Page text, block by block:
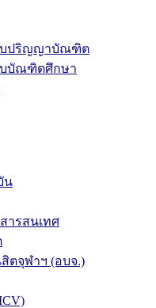
บปริญญาบัณฑิต
บบัณฑิตศึกษา
น
ารสนเทศ
ตจุฬาฯ (อบจ.)